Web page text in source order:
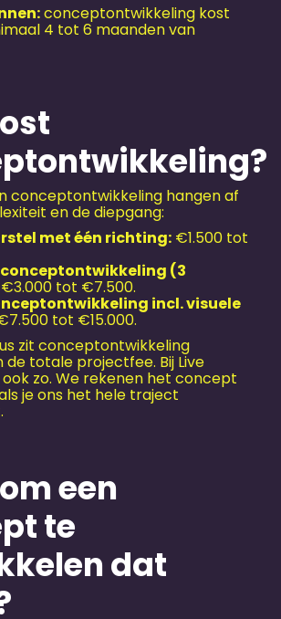
conceptontwikkeling kost
4 tot 6 maanden van
conceptontwikkeling hangen af
en de diepgang:
met één richting: €1.500 tot
(3
€3.000 tot €7.500.
incl. visuele
tot €15.000.
zit conceptontwikkeling
de totale projectfee. Bij Live
zo. We rekenen het concept
je ons het hele traject
een
te
dat